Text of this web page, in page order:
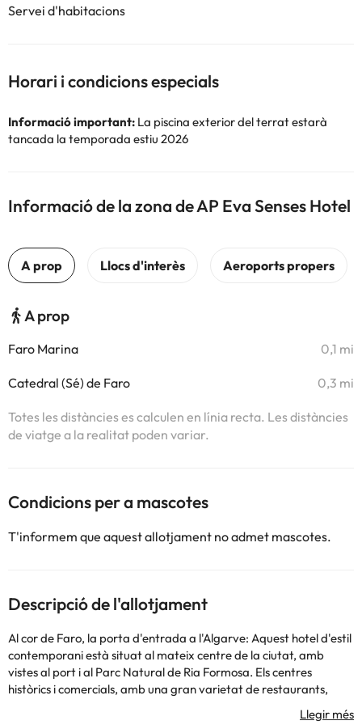
Servei d'habitacions
Horari i condicions especials
Informació important: La piscina exterior del terrat estarà
tancada la temporada estiu 2026
Informació de la zona de AP Eva Senses Hotel
A prop
Faro Marina 0,1 mi
Catedral (Sé) de Faro 0,3 mi
Totes les distàncies es calculen en línia recta. Les distàncies
de viatge a la realitat poden variar.
Condicions per a mascotes
T'informem que aquest allotjament no admet mascotes.
Descripció de l'allotjament
Al cor de Faro, la porta d'entrada a l'Algarve: Aquest hotel d'estil
contemporani està situat al mateix centre de la ciutat, amb
vistes al port i al Parc Natural de Ria Formosa. Els centres
històrics i comercials, amb una gran varietat de restaurants,
bars i botigues, estan a prop de distància. Just al costat de l'hotel